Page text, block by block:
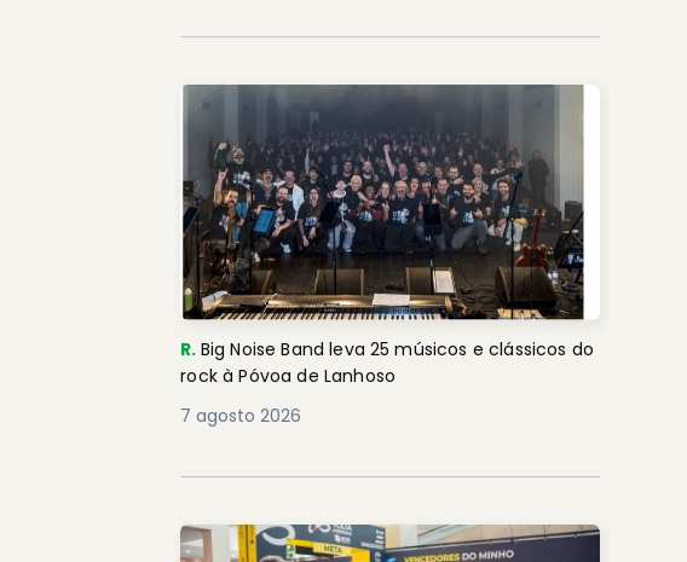
R. Big Noise Band leva 25 músicos e clássicos do
rock à Póvoa de Lanhoso
7 agosto 2026